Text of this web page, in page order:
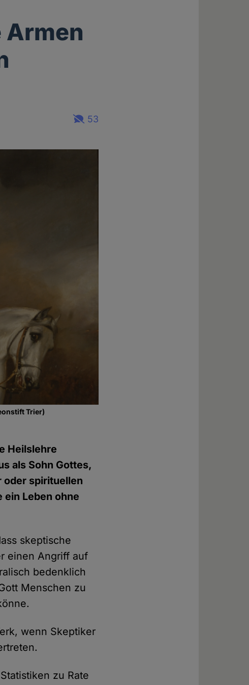
Armen
53
Trier)
Heilslehre
als Sohn Gottes,
oder spirituellen
Leben ohne
skeptische
einen Angriff auf
bedenklich
Menschen zu
wenn Skeptiker
zu Rate